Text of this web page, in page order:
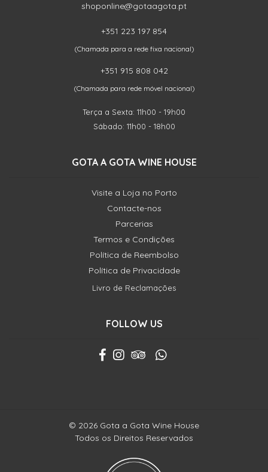
shoponline@gotaagota.pt
+351 223 197 854
(Chamada para a rede fixa nacional)
+351 915 808 042
(Chamada para rede móvel nacional)
Terça a Sexta: 11h00 - 19h00
Sábado: 11h00 - 18h00
GOTA A GOTA WINE HOUSE
Visite a Loja no Porto
Contacte-nos
Parcerias
Termos e Condições
Política de Reembolso
Política de Privacidade
Livro de Reclamações
FOLLOW US
© 2026 Gota a Gota Wine House
Todos os Direitos Reservados